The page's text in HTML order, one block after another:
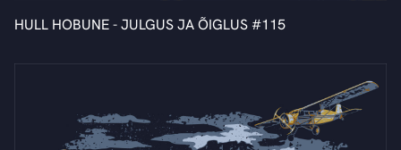
HULL HOBUNE - JULGUS JA ÕIGLUS #115